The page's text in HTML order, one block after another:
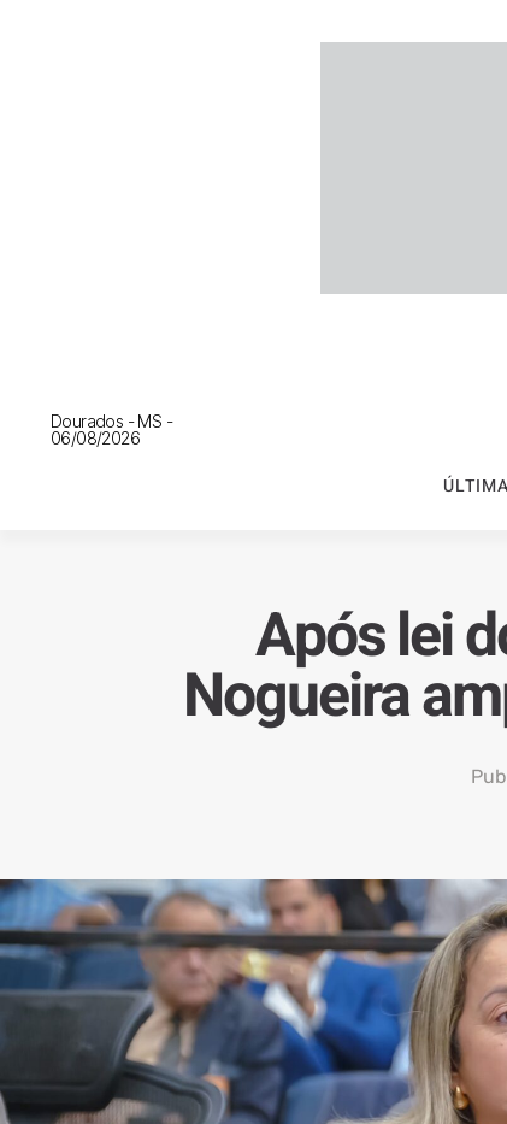
Dourados - MS -
06/08/2026
Após lei
Nogueira